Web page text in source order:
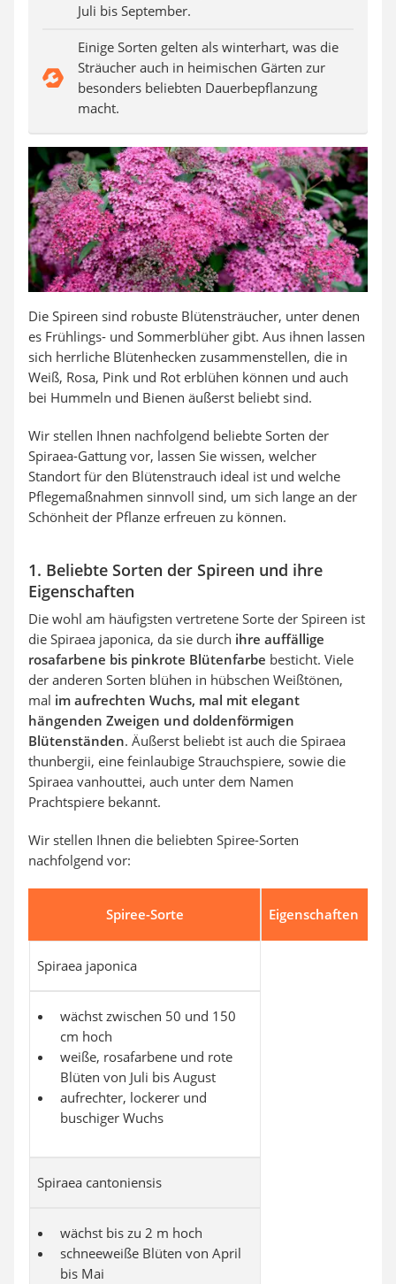
Juli bis September.
Einige Sorten gelten als winterhart, was die
Sträucher auch in heimischen Gärten zur
besonders beliebten Dauerbepflanzung
macht.
Die Spireen sind robuste Blütensträucher, unter denen
es Frühlings- und Sommerblüher gibt. Aus ihnen lassen
sich herrliche Blütenhecken zusammenstellen, die in
Weiß, Rosa, Pink und Rot erblühen können und auch
bei Hummeln und Bienen äußerst beliebt sind.
Wir stellen Ihnen nachfolgend beliebte Sorten der
Spiraea-Gattung vor, lassen Sie wissen, welcher
Standort für den Blütenstrauch ideal ist und welche
Pflegemaßnahmen sinnvoll sind, um sich lange an der
Schönheit der Pflanze erfreuen zu können.
1. Beliebte Sorten der Spireen und ihre
Eigenschaften
Die wohl am häufigsten vertretene Sorte der Spireen ist
die Spiraea japonica, da sie durch ihre auffällige
rosafarbene bis pinkrote Blütenfarbe besticht. Viele
der anderen Sorten blühen in hübschen Weißtönen,
mal im aufrechten Wuchs, mal mit elegant
hängenden Zweigen und doldenförmigen
Blütenständen. Äußerst beliebt ist auch die Spiraea
thunbergii, eine feinlaubige Strauchspiere, sowie die
Spiraea vanhouttei, auch unter dem Namen
Prachtspiere bekannt.
Wir stellen Ihnen die beliebten Spiree-Sorten
nachfolgend vor:
Spiree-Sorte Eigenschaften
Spiraea japonica
wächst zwischen 50 und 150
cm hoch
weiße, rosafarbene und rote
Blüten von Juli bis August
aufrechter, lockerer und
buschiger Wuchs
Spiraea cantoniensis
wächst bis zu 2 m hoch
schneeweiße Blüten von April
bis Mai